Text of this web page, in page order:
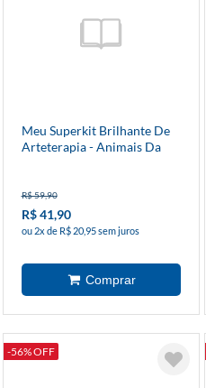
Meu Superkit Brilhante De
Arteterapia - Animais Da
R$ 59,90
R$ 41,90
ou 2x de R$ 20,95 sem juros
-56% OFF